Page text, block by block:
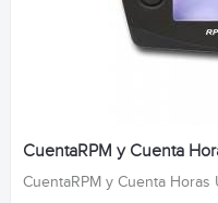
CuentaRPM y Cuenta
CuentaRPM y Cuenta Horas